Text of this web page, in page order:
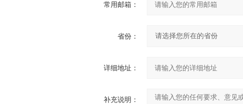
常用邮箱：
省份：
详细地址：
补充说明：